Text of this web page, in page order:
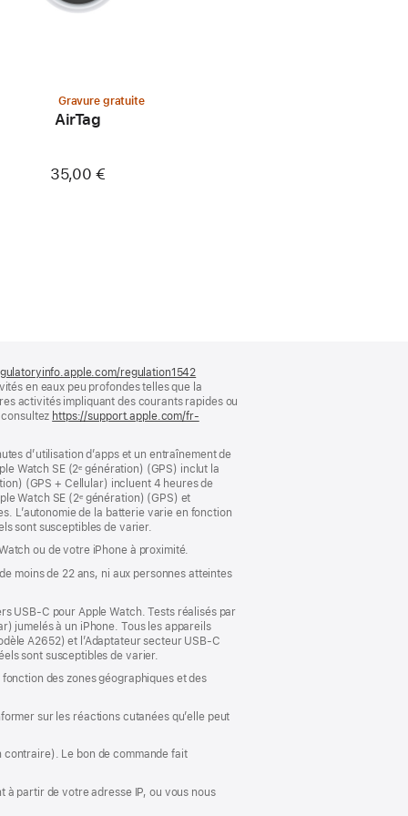
Gravure gratuite
AirTag
35,00 €
regulation1542
dans
une
nouvelle
en eaux peu profondes telles que la
activités impliquant des courants rapides ou
https://support.apple.com/fr-
d’utilisation d’apps et un entraînement de
Watch SE (2ᵉ génération) (GPS) inclut la
(GPS + Cellular) incluent 4 heures de
Watch SE (2ᵉ génération) (GPS) et
L’autonomie de la batterie varie en fonction
sont susceptibles de varier.
ou de votre iPhone à proximité.
moins de 22 ans, ni aux personnes atteintes
USB‑C pour Apple Watch. Tests réalisés par
jumelés à un iPhone. Tous les appareils
A2652) et l’Adaptateur secteur USB-C
sont susceptibles de varier.
des zones géographiques et des
sur les réactions cutanées qu’elle peut
contraire). Le bon de commande fait
partir de votre adresse IP, ou vous nous